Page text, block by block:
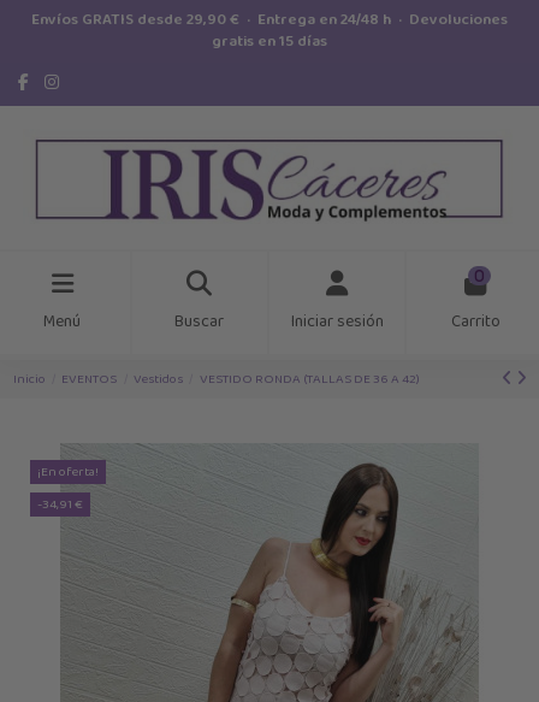
Envíos GRATIS desde 29,90 € · Entrega en 24/48 h · Devoluciones
gratis en 15 días
Menú Buscar Iniciar sesión
0
Carrito
Inicio EVENTOS Vestidos VESTIDO RONDA (TALLAS DE 36 A 42)
¡En oferta!
-34,91 €